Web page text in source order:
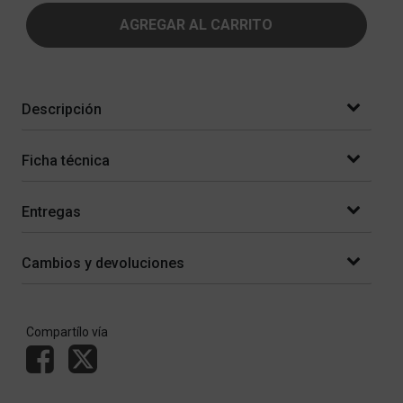
AGREGAR AL CARRITO
Descripción
Ficha técnica
Entregas
Cambios y devoluciones
Compartílo vía